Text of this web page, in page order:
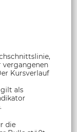
vergangenen
Kursverlauf
als
die